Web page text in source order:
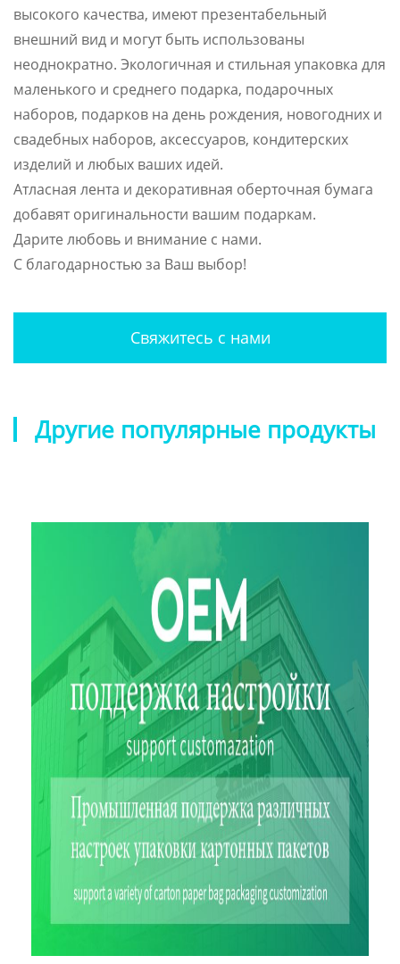
высокого качества, имеют презентабельный
внешний вид и могут быть использованы
неоднократно. Экологичная и стильная упаковка для
маленького и среднего подарка, подарочных
наборов, подарков на день рождения, новогодних и
свадебных наборов, аксессуаров, кондитерских
изделий и любых ваших идей.
Атласная лента и декоративная оберточная бумага
добавят оригинальности вашим подаркам.
Дарите любовь и внимание с нами.
С благодарностью за Ваш выбор!
Свяжитесь с нами
Другие популярные продукты